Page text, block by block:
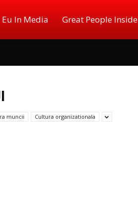
Eu In Media Great People Inside
muncii Cultura organizationala